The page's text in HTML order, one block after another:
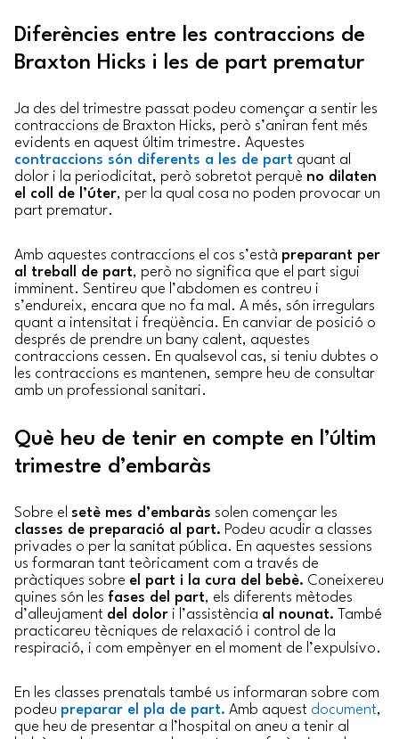
Diferències entre les contraccions de
Braxton Hicks i les de part prematur
Ja des del trimestre passat podeu començar a sentir les
contraccions de Braxton Hicks, però s’aniran fent més
evidents en aquest últim trimestre. Aquestes
contraccions són diferents a les de part quant al
dolor i la periodicitat, però sobretot perquè no dilaten
el coll de l’úter, per la qual cosa no poden provocar un
part prematur.
Amb aquestes contraccions el cos s’està preparant per
al treball de part, però no significa que el part sigui
imminent. Sentireu que l’abdomen es contreu i
s’endureix, encara que no fa mal. A més, són irregulars
quant a intensitat i freqüència. En canviar de posició o
després de prendre un bany calent, aquestes
contraccions cessen. En qualsevol cas, si teniu dubtes o
les contraccions es mantenen, sempre heu de consultar
amb un professional sanitari.
Què heu de tenir en compte en l’últim
trimestre d’embaràs
Sobre el setè mes d’embaràs solen començar les
classes de preparació al part. Podeu acudir a classes
privades o per la sanitat pública. En aquestes sessions
us formaran tant teòricament com a través de
pràctiques sobre el part i la cura del bebè. Coneixereu
quines són les fases del part, els diferents mètodes
d’alleujament del dolor i l’assistència al nounat. També
practicareu tècniques de relaxació i control de la
respiració, i com empènyer en el moment de l’expulsivo.
En les classes prenatals també us informaran sobre com
podeu preparar el pla de part. Amb aquest document,
que heu de presentar a l’hospital on aneu a tenir al